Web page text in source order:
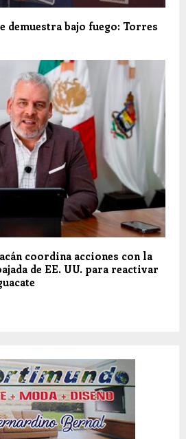
demuestra bajo fuego: Torres
coordina acciones con la
de EE. UU. para reactivar